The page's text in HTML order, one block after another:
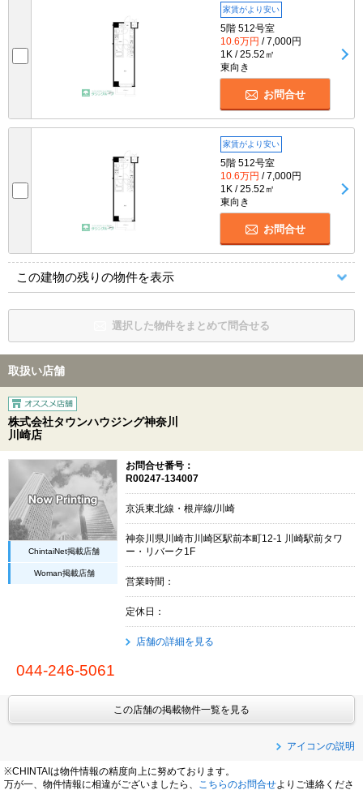
家賃がより安い
5階 512号室
10.6万円 / 7,000円
1K / 25.52㎡
東向き
お問合せ
家賃がより安い
5階 512号室
10.6万円 / 7,000円
1K / 25.52㎡
東向き
お問合せ
この建物の残りの物件を表示
選択した物件をまとめて問合せる
取扱い店舗
株式会社タウンハウジング神奈川
川崎店
ChintaiNet掲載店舗
Woman掲載店舗
お問合せ番号：
R00247-134007
京浜東北線・根岸線/川崎
神奈川県川崎市川崎区駅前本町12-1 川崎駅前タワ
ー・リバーク1F
営業時間：
定休日：
店舗の詳細を見る
044-246-5061
この店舗の掲載物件一覧を見る
アイコンの説明
※CHINTAIは物件情報の精度向上に努めております。
万が一、物件情報に相違がございましたら、
こちらのお問合せよりご連絡くださ